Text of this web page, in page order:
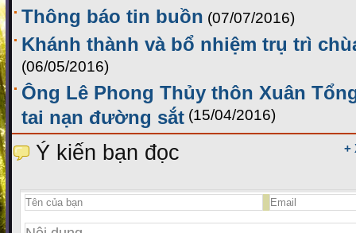
Thông báo tin buồn (07/07/2016)
Khánh thành và bổ nhiệm trụ trì
(06/05/2016)
Ông Lê Phong Thủy thôn Xuân
tai nạn đường sắt (15/04/2016)
+
Ý kiến bạn đọc